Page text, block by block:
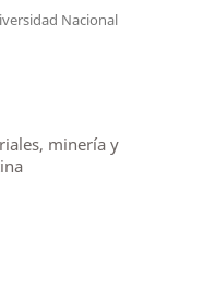
Nacional
minería y